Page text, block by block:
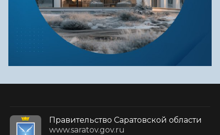
Правительство Саратовской области
www.saratov.gov.ru